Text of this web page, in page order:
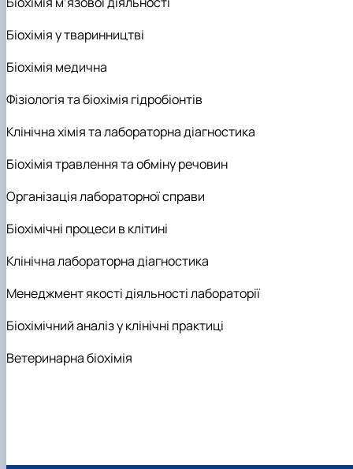
Біохімія у тваринництві
Біохімія медична
Фізіологія та біохімія гідробіонтів
Клінічна хімія та лабораторна діагностика
Біохімія травлення та обміну речовин
Організація лабораторної справи
Біохімічні процеси в клітині
Клінічна лабораторна діагностика
Менеджмент якості діяльності лабораторії
Біохімічний аналіз у клінічні практиці
Ветеринарна біохімія